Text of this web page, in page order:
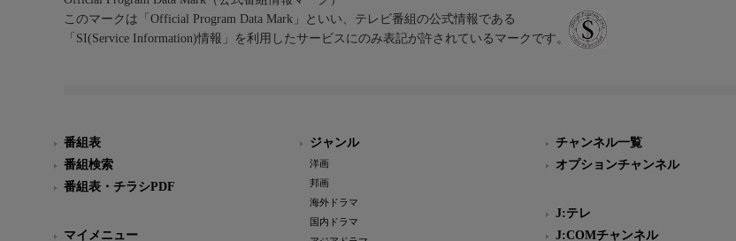
このマークは「Official Program Data Mark」といい、テレビ番組の公式情報である
「SI(Service Information)情報」を利用したサービスにのみ表記が許されているマークです。
番組表
番組検索
番組表・チラシPDF
マイメニュー
ジャンル
洋画
邦画
海外ドラマ
国内ドラマ
チャンネル一覧
オプションチャンネル
J:テレ
J:COMチャンネル